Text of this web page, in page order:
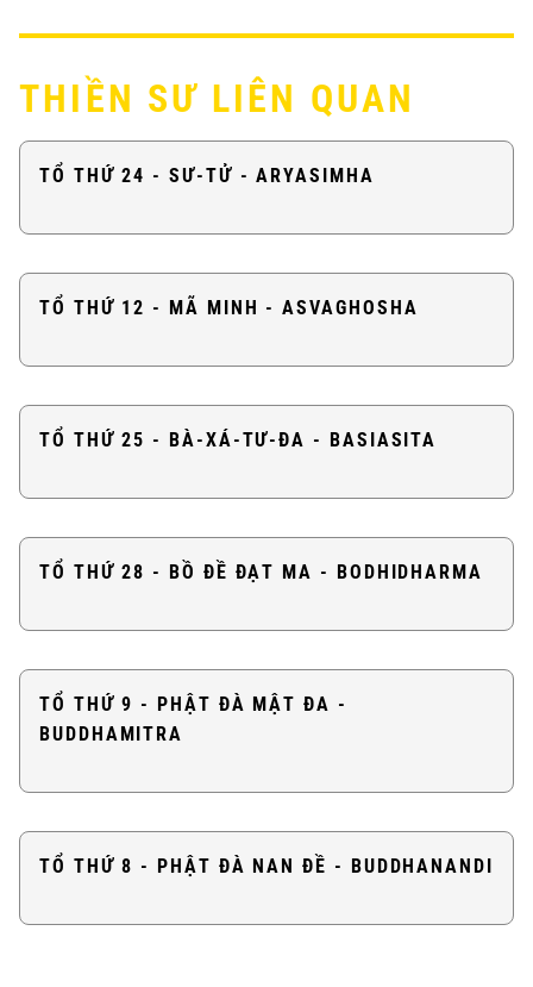
THIỀN SƯ LIÊN QUAN
TỔ THỨ 24 - SƯ-TỬ - ARYASIMHA
TỔ THỨ 12 - MÃ MINH - ASVAGHOSHA
TỔ THỨ 25 - BÀ-XÁ-TƯ-ĐA - BASIASITA
TỔ THỨ 28 - BỒ ĐỀ ĐẠT MA - BODHIDHARMA
TỔ THỨ 9 - PHẬT ĐÀ MẬT ĐA -
BUDDHAMITRA
TỔ THỨ 8 - PHẬT ĐÀ NAN ĐỀ - BUDDHANANDI